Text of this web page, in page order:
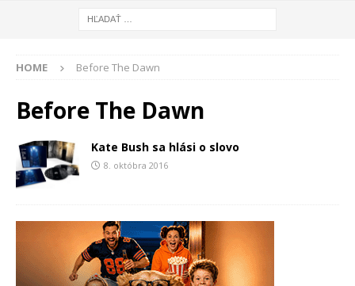
HOME Before The Dawn
Before The Dawn
Kate Bush sa hlási o slovo
8. októbra 2016